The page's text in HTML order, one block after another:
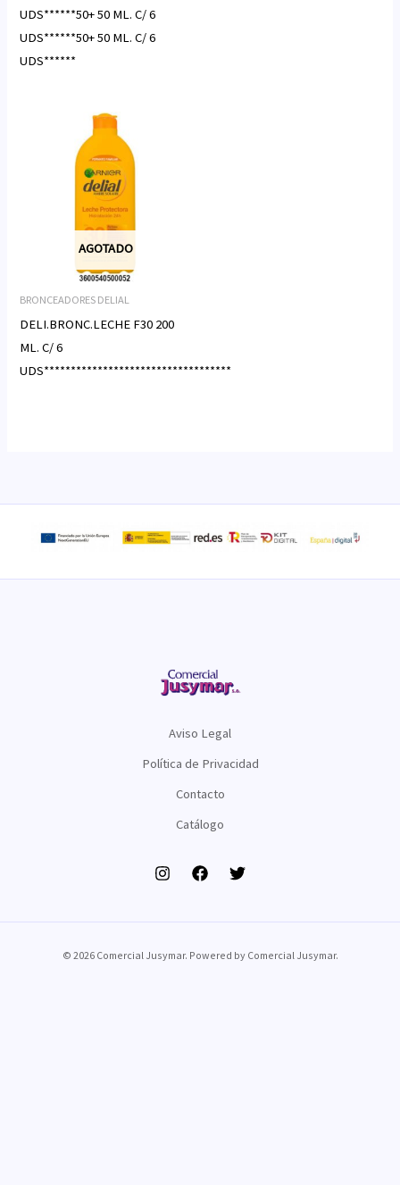
UDS******50+ 50 ML. C/ 6
UDS******50+ 50 ML. C/ 6
UDS******
AGOTADO
BRONCEADORES DELIAL
DELI.BRONC.LECHE F30 200
ML. C/ 6
UDS***********************************
Aviso Legal
Política de Privacidad
Contacto
Catálogo
© 2026 Comercial Jusymar. Powered by Comercial Jusymar.